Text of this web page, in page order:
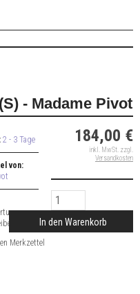
- Madame Pivot
2 - 3 Tage
von:
184,00 €
inkl. MwSt. zzgl.
Versandkosten
In den Warenkorb